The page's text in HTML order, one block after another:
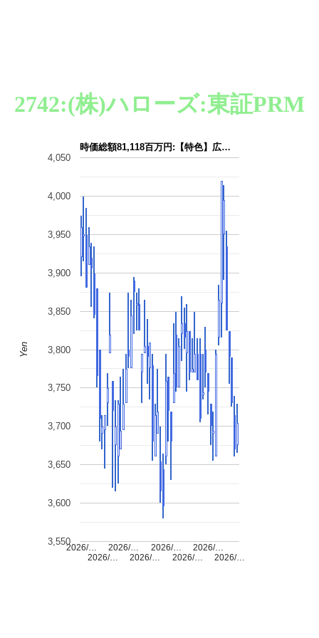
2742:(株)ハローズ:東証PRM
時価総額81,118百万円:【特色】広…
2026/…
2026/…
2026/…
2026/…
2026/…
2026/…
2026/…
2026/…
3,550
3,600
3,650
3,700
3,750
3,800
3,850
3,900
3,950
4,000
4,050
Yen